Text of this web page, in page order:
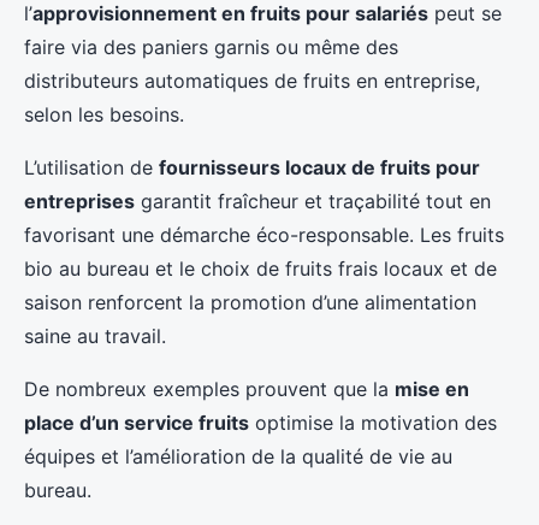
l’approvisionnement en fruits pour salariés peut se
faire via des paniers garnis ou même des
distributeurs automatiques de fruits en entreprise,
selon les besoins.
L’utilisation de fournisseurs locaux de fruits pour
entreprises garantit fraîcheur et traçabilité tout en
favorisant une démarche éco-responsable. Les fruits
bio au bureau et le choix de fruits frais locaux et de
saison renforcent la promotion d’une alimentation
saine au travail.
De nombreux exemples prouvent que la mise en
place d’un service fruits optimise la motivation des
équipes et l’amélioration de la qualité de vie au
bureau.